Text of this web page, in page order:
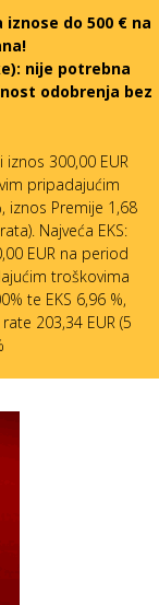
do 500 € na
nije potrebna
odobrenja bez
iznos 300,00 EUR
pripadajućim
iznos Premije 1,68
Najveća EKS:
EUR na period
troškovima
te EKS 6,96 %,
203,34 EUR (5